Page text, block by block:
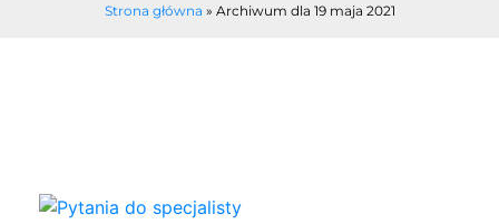
Strona główna » Archiwum dla 19 maja 2021